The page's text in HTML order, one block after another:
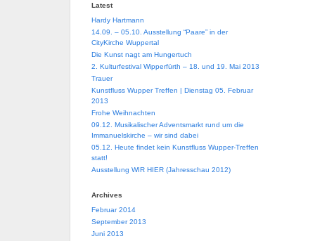
Latest
Hardy Hartmann
14.09. – 05.10. Ausstellung “Paare” in der
CityKirche Wuppertal
Die Kunst nagt am Hungertuch
2. Kulturfestival Wipperfürth – 18. und 19. Mai 2013
Trauer
Kunstfluss Wupper Treffen | Dienstag 05. Februar
2013
Frohe Weihnachten
09.12. Musikalischer Adventsmarkt rund um die
Immanuelskirche – wir sind dabei
05.12. Heute findet kein Kunstfluss Wupper-Treffen
statt!
Ausstellung WIR HIER (Jahresschau 2012)
Archives
Februar 2014
September 2013
Juni 2013